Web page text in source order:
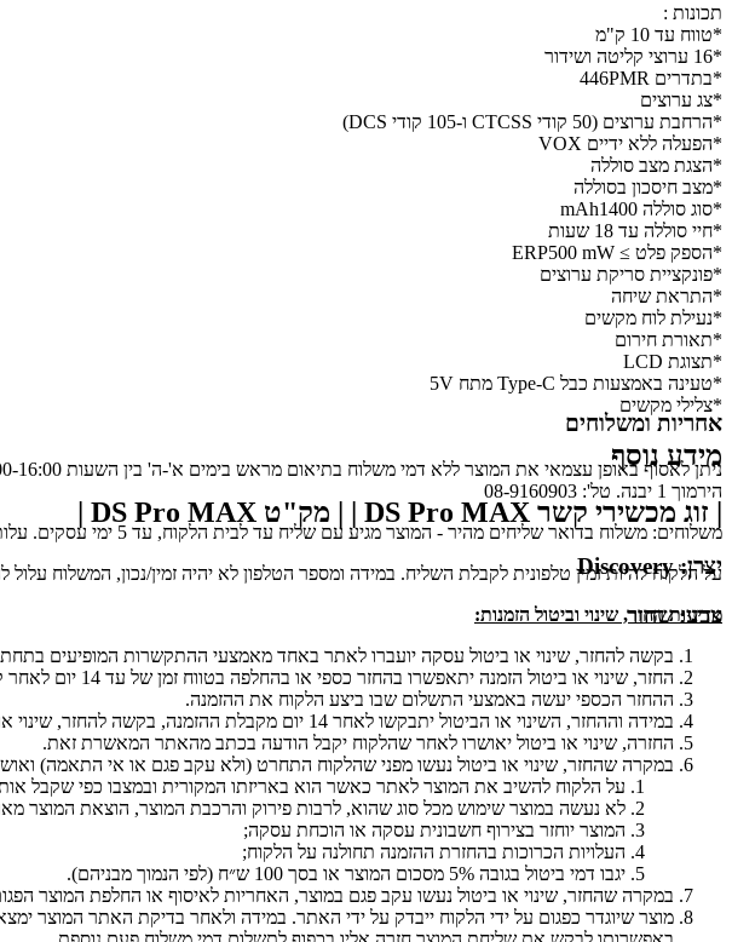
תכונות :
*טווח עד 10 ק"מ
*16 ערוצי קליטה ושידור
*בתדרים 446PMR
*צג ערוצים
*הרחבת ערוצים (50 קודי CTCSS ו-105 קודי DCS)
*הפעלה ללא ידיים VOX
*הצגת מצב סוללה
*מצב חיסכון בסוללה
*סוג סוללה mAh1400
*חיי סוללה עד 18 שעות
*הספק פלט ≥ ERP500 mW
*פונקציית סריקת ערוצים
*התראת שיחה
*נעילת לוח מקשים
*תאורת חירום
*תצוגת LCD
*טעינה באמצעות כבל Type-C מתח 5V
*צלילי מקשים
מידע נוסף
| זוג מכשירי קשר DS Pro MAX | | מק"ט DS Pro MAX |
יצרן:Discovery
צבע:שחור
אחריות ומשלוחים
ניתן לאסוף באופן עצמאי את המוצר ללא דמי משלוח בתיאום מראש בימים א'-ה' בין השעות 9:00-16:00 במחסני חברת ע.ה אייל שיווק ומסחר בע"מ,
הירמוך 1 יבנה. טל': 08-9160903
משלוחים: משלוח בדואר שליחים מהיר - המוצר מגיע עם שליח עד לבית הלקוח, עד 5 ימי עסקים. עלות המשלוח 35 ₪ (ברכישה מעל 350 ₪ באתר, לא תגבה עלות משלוח).
על הלקוח להיות זמין טלפונית לקבלת השליח. במידה ומספר הטלפון לא יהיה זמין/נכון, המשלוח
מדיניות החזר, שינוי וביטול הזמנות:
בקשה להחזר, שינוי או ביטול עסקה יועברו לאתר באחד מאמצעי ההתקשרות המופיעים
החזר, שינוי או ביטול הזמנה יתאפשרו בהחזר כספי או בהחלפה בטווח זמן של עד 14 יום לאחר קבלת הלקוח את ההזמנה.
ההחזר הכספי יעשה באמצעי התשלום שבו ביצע הלקוח את ההזמנה.
במידה וההחזר, השינוי או הביטול יתבקשו לאחר 14 יום מקבלת ההזמנה, בקשה להחזר, שינוי או ביטול עסקה יתאפשרו בכפוף לשקול דעתו הבלעדי של האתר.
החזרה, שינוי או ביטול יאושרו לאחר שהלקוח יקבל הודעה בכתב מהאתר המאשרת זאת.
במקרה שהחזר, שינוי או ביטול נעשו מפני שהלקוח התחרט (ולא עקב פגם או אי התאמה)
על הלקוח להשיב את המוצר לאתר כאשר הוא באריזתו המקורית ובמצבו כפי שקבל
לא נעשה במוצר שימוש מכל סוג שהוא, לרבות פירוק והרכבת המוצר, הוצאת המוצר
המוצר יוחזר בצירוף חשבונית עסקה או הוכחת עסקה;
העלויות הכרוכות בהחזרת ההזמנה תחולנה על הלקוח;
יגבו דמי ביטול בגובה 5% מסכום המוצר או בסך 100 ש״ח (לפי הנמוך מבניהם).
במקרה שהחזר, שינוי או ביטול נעשו עקב פגם במוצר, האחריות לאיסוף או החלפת המוצר
מוצר שיוגדר כפגום על ידי הלקוח ייבדק על ידי האתר. במידה ולאחר בדיקת האתר המוצר